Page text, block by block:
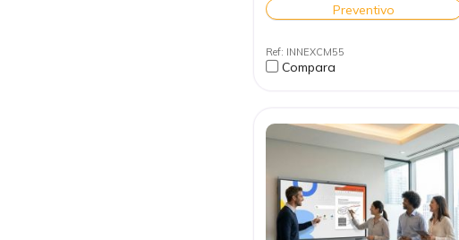
Sistema di videoconferenza
multipiattaforma (AirPlay,
Miracast, ecc.)
Office compatibili
Preventivo
Ref: INNEXCM55
Compara